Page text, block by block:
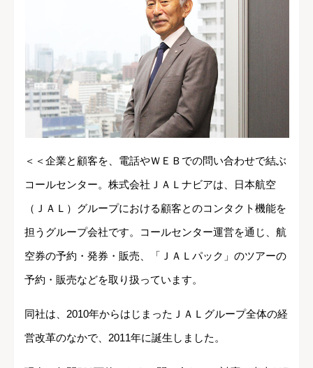
＜＜企業と顧客を、電話やＷＥＢでの問い合わせで結ぶ
コールセンター。株式会社ＪＡＬナビアは、日本航空
（ＪＡＬ）グループにおける顧客とのコンタクト機能を
担うグループ会社です。コールセンター運営を通じ、航
空券の予約・発券・販売、「ＪＡＬパック」のツアーの
予約・販売などを取り扱っています。
同社は、2010年からはじまったＪＡＬグループ全体の経
営改革のなかで、2011年に誕生しました。